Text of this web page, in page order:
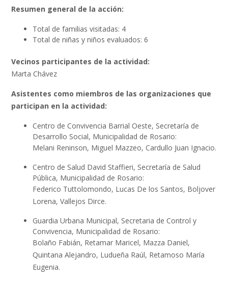
Resumen general de la acción:
Total de familias visitadas: 4
Total de niñas y niños evaluados: 6
Vecinos participantes de la actividad:
Marta Chávez
Asistentes como miembros de las organizaciones que
participan en la actividad:
Centro de Convivencia Barrial Oeste, Secretaría de
Desarrollo Social, Municipalidad de Rosario:
Melani Reninson, Miguel Mazzeo, Cardullo Juan Ignacio.
Centro de Salud David Staffieri, Secretaría de Salud
Pública, Municipalidad de Rosario:
Federico Tuttolomondo, Lucas De los Santos, Boljover
Lorena, Vallejos Dirce.
Guardia Urbana Municipal, Secretaria de Control y
Convivencia, Municipalidad de Rosario:
Bolaño Fabián, Retamar Maricel, Mazza Daniel,
Quintana Alejandro, Ludueña Raúl, Retamoso María
Eugenia.